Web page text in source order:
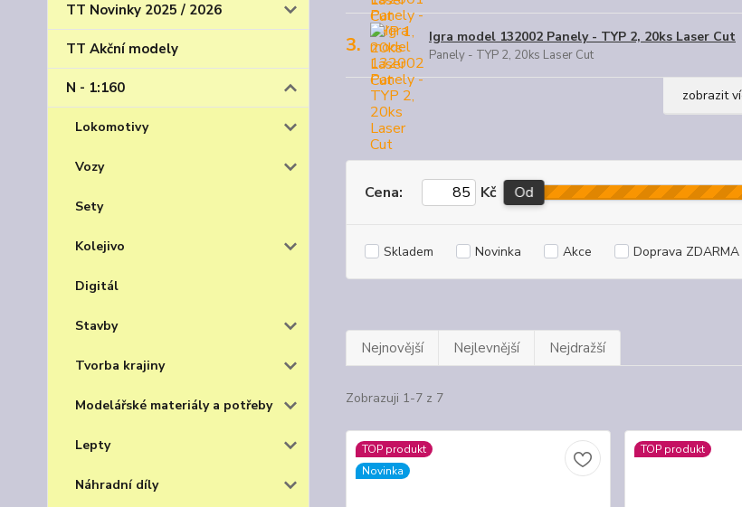
TT Novinky 2025 / 2026
TT Akční modely
N - 1:160
Lokomotivy
Vozy
Sety
Kolejivo
Digitál
Stavby
Tvorba krajiny
Modelářské materiály a potřeby
Lepty
Náhradní díly
3. Igra model 132002 Panely - TYP 2, 20ks Laser Cut
Panely - TYP 2, 20ks Laser Cut
zobrazit
Cena: Kč Od
Skladem Novinka Akce Doprava ZDARMA
Nejnovější Nejlevnější Nejdražší
Zobrazuji 1-7 z 7
TOP produkt
Novinka
TOP produkt